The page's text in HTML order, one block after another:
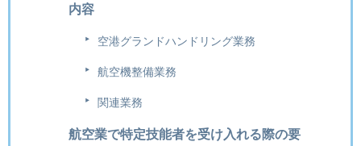
内容
空港グランドハンドリング業務
航空機整備業務
関連業務
航空業で特定技能者を受け入れる際の要